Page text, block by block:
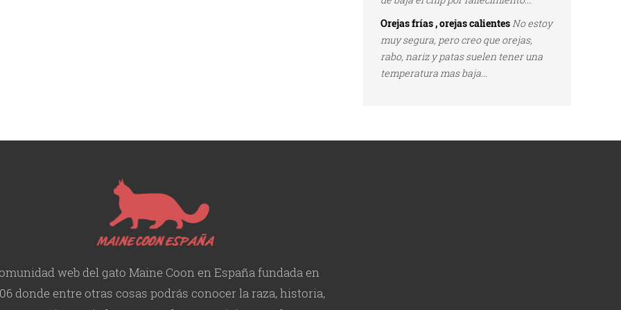
Orejas frías , orejas calientesNo estoy
muy segura, pero creo que orejas,
rabo, nariz y patas suelen tener una
temperatura mas baja...
web del gato Maine Coon en España fundada en
donde entre otras cosas podrás conocer la raza, historia,